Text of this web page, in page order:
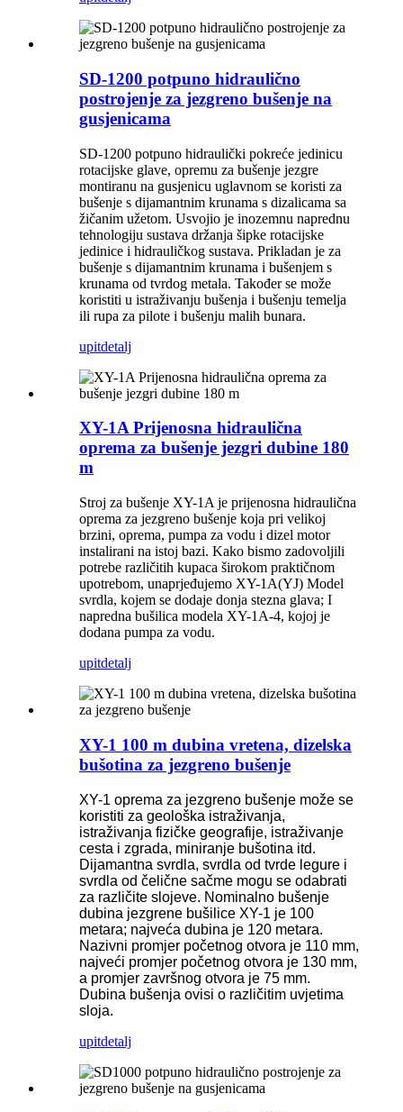
SD-1200 potpuno hidraulično
postrojenje za jezgreno bušenje na
gusjenicama
SD-1200 potpuno hidraulički pokreće jedinicu
rotacijske glave, opremu za bušenje jezgre
montiranu na gusjenicu uglavnom se koristi za
bušenje s dijamantnim krunama s dizalicama sa
žičanim užetom. Usvojio je inozemnu naprednu
tehnologiju sustava držanja šipke rotacijske
jedinice i hidrauličkog sustava. Prikladan je za
bušenje s dijamantnim krunama i bušenjem s
krunama od tvrdog metala. Također se može
koristiti u istraživanju bušenja i bušenju temelja
ili rupa za pilote i bušenju malih bunara.
upitdetalj
XY-1A Prijenosna hidraulična
oprema za bušenje jezgri dubine 180
m
Stroj za bušenje XY-1A je prijenosna hidraulična
oprema za jezgreno bušenje koja pri velikoj
brzini, oprema, pumpa za vodu i dizel motor
instalirani na istoj bazi. Kako bismo zadovoljili
potrebe različitih kupaca širokom praktičnom
upotrebom, unaprjeđujemo XY-1A(YJ) Model
svrdla, kojem se dodaje donja stezna glava; I
napredna bušilica modela XY-1A-4, kojoj je
dodana pumpa za vodu.
upitdetalj
XY-1 100 m dubina vretena, dizelska
bušotina za jezgreno bušenje
XY-1 oprema za jezgreno bušenje može se
koristiti za geološka istraživanja,
istraživanja fizičke geografije, istraživanje
cesta i zgrada, miniranje bušotina itd.
Dijamantna svrdla, svrdla od tvrde legure i
svrdla od čelične sačme mogu se odabrati
za različite slojeve. Nominalno bušenje
dubina jezgrene bušilice XY-1 je 100
metara; najveća dubina je 120 metara.
Nazivni promjer početnog otvora je 110 mm,
najveći promjer početnog otvora je 130 mm,
a promjer završnog otvora je 75 mm.
Dubina bušenja ovisi o različitim uvjetima
sloja.
upitdetalj